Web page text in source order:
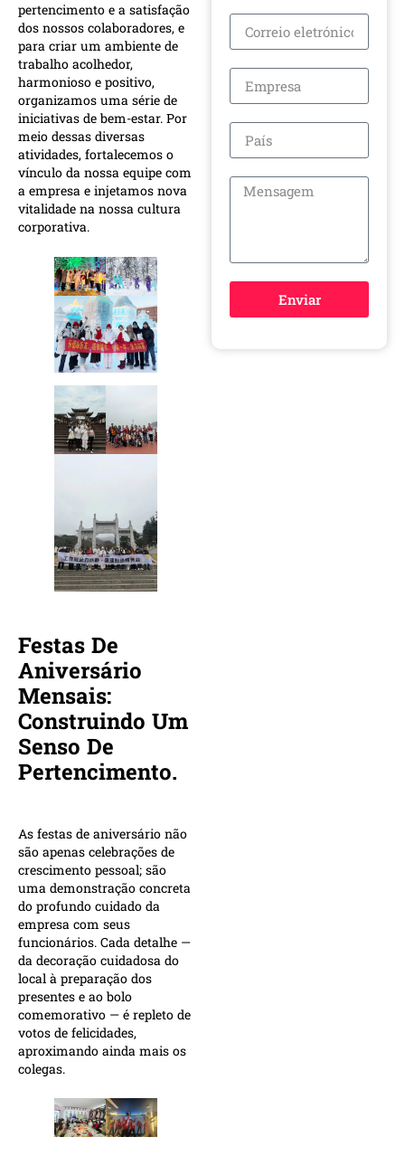
pertencimento e a satisfação
dos nossos colaboradores, e
para criar um ambiente de
trabalho acolhedor,
harmonioso e positivo,
organizamos uma série de
iniciativas de bem-estar. Por
meio dessas diversas
atividades, fortalecemos o
vínculo da nossa equipe com
a empresa e injetamos nova
vitalidade na nossa cultura
corporativa.
Festas De
Aniversário
Mensais:
Construindo Um
Senso De
Pertencimento.
As festas de aniversário não
são apenas celebrações de
crescimento pessoal; são
uma demonstração concreta
do profundo cuidado da
empresa com seus
funcionários. Cada detalhe —
da decoração cuidadosa do
local à preparação dos
presentes e ao bolo
comemorativo — é repleto de
votos de felicidades,
aproximando ainda mais os
colegas.
Enviar